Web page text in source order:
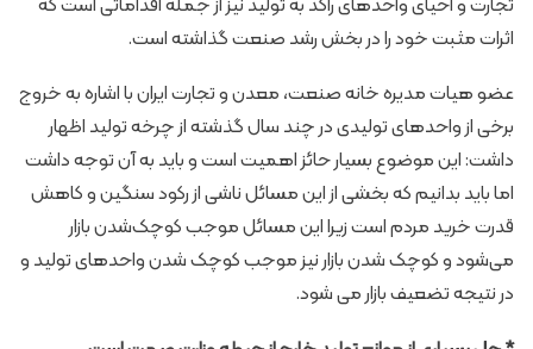
تجارت و احیای واحدهای راکد به تولید نیز از جمله اقداماتی است که
اثرات مثبت خود را در بخش رشد صنعت گذاشته است.
عضو هیات مدیره خانه صنعت، معدن و تجارت ایران با اشاره به خروج
برخی از واحدهای تولیدی در چند سال گذشته از چرخه تولید اظهار
داشت: این موضوع بسیار حائز اهمیت است و باید به آن توجه داشت
اما باید بدانیم که بخشی از این مسائل ناشی از رکود سنگین و کاهش
قدرت خرید مردم است زیرا این مسائل موجب کوچک‌شدن بازار
می‌شود و کوچک شدن بازار نیز موجب کوچک شدن واحدهای تولید و
در نتیجه تضعیف بازار می شود.